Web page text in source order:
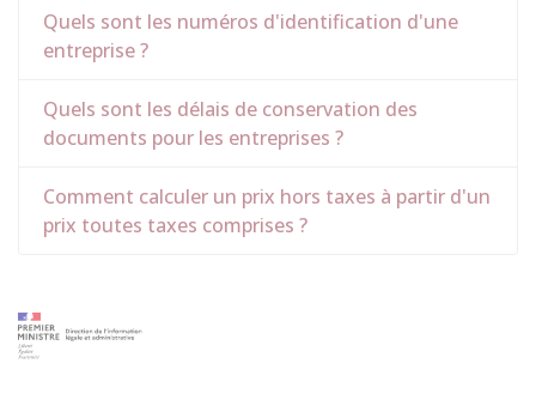
Quels sont les numéros d'identification d'une
entreprise ?
Quels sont les délais de conservation des
documents pour les entreprises ?
Comment calculer un prix hors taxes à partir d'un
prix toutes taxes comprises ?